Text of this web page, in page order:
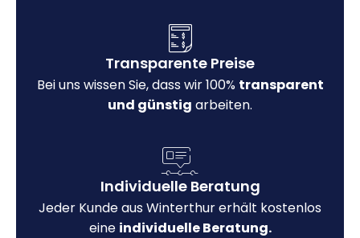
Transparente Preise
Bei uns wissen Sie, dass wir 100% transparent
und günstig arbeiten.
Individuelle Beratung
Jeder Kunde aus Winterthur erhält kostenlos
eine individuelle Beratung.